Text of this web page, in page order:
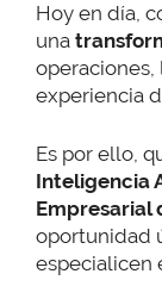
Hoy en día,
una
operaciones,
experiencia
Es por ello,
Inteligencia
Empresarial
oportunidad
especialicen